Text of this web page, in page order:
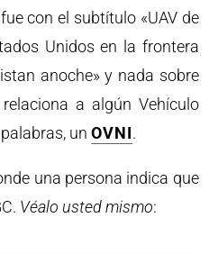
con el subtítulo «UAV de
Unidos en la frontera
anoche» y nada sobre
a algún Vehículo
unOVNI.
una persona indica que
Véalo usted mismo: